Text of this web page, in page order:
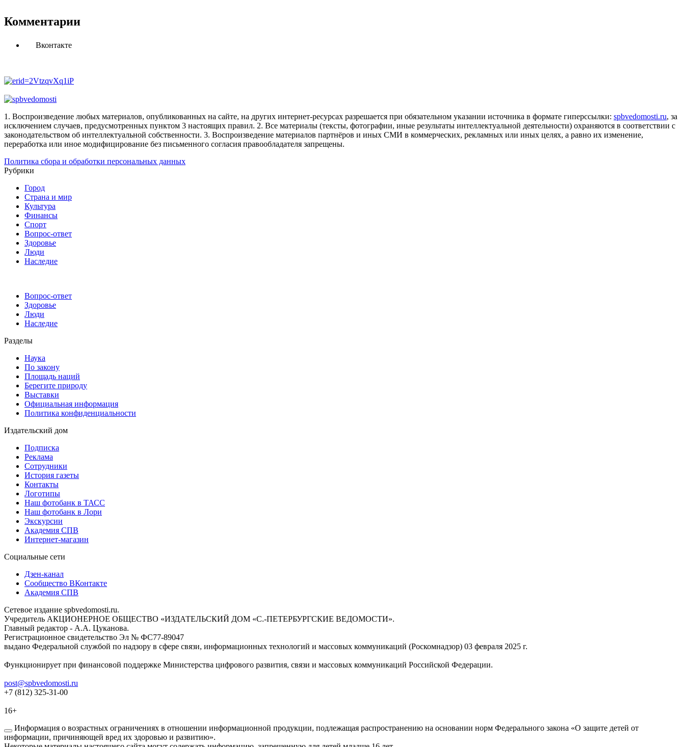
Комментарии
Вконтакте
1. Воспроизведение любых материалов, опубликованных на сайте, на других интернет-ресурсах разрешается при обязательном указании источника в формате гиперссылки: spbvedomosti.ru, за
исключением случаев, предусмотренных пунктом 3 настоящих правил. 2. Все материалы (тексты, фотографии, иные результаты интеллектуальной деятельности) охраняются в соответствии с
законодательством об интеллектуальной собственности. 3. Воспроизведение материалов партнёров и иных СМИ в коммерческих, рекламных или иных целях, а равно их изменение,
переработка или иное модифицирование без письменного согласия правообладателя запрещены.
Политика сбора и обработки персональных данных
Рубрики
Город
Страна и мир
Культура
Финансы
Спорт
Вопрос-ответ
Здоровье
Люди
Наследие
Вопрос-ответ
Здоровье
Люди
Наследие
Разделы
Наука
По закону
Площадь наций
Берегите природу
Выставки
Официальная информация
Политика конфиденциальности
Издательский дом
Подписка
Реклама
Сотрудники
История газеты
Контакты
Логотипы
Наш фотобанк в ТАСС
Наш фотобанк в Лори
Экскурсии
Академия СПВ
Интернет-магазин
Социальные сети
Дзен-канал
Сообщество ВКонтакте
Академия СПВ
Сетевое издание spbvedomosti.ru.
Учредитель АКЦИОНЕРНОЕ ОБЩЕСТВО «ИЗДАТЕЛЬСКИЙ ДОМ «С.-ПЕТЕРБУРГСКИЕ ВЕДОМОСТИ».
Главный редактор - А.А. Цуканова.
Регистрационное свидетельство Эл № ФС77-89047
выдано Федеральной службой по надзору в сфере связи, информационных технологий и массовых коммуникаций (Роскомнадзор) 03 февраля 2025 г.
Функционирует при финансовой поддержке Министерства цифрового развития, связи и массовых коммуникаций Российской Федерации.
post@spbvedomosti.ru
+7 (812) 325-31-00
16+
Информация о возрастных ограничениях в отношении информационной продукции, подлежащая распространению на основании норм Федерального закона «О защите детей от
информации, причиняющей вред их здоровью и развитию».